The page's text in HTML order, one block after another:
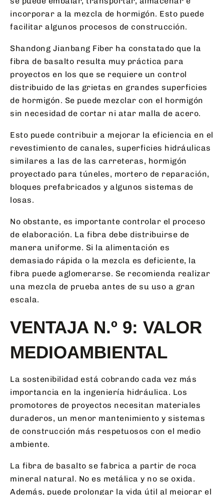
incorporar a la mezcla de hormigón. Esto puede
facilitar algunos procesos de construcción.
Shandong Jianbang Fiber ha constatado que la
fibra de basalto resulta muy práctica para
proyectos en los que se requiere un control
distribuido de las grietas en grandes superficies
de hormigón. Se puede mezclar con el hormigón
sin necesidad de cortar ni atar malla de acero.
Esto puede contribuir a mejorar la eficiencia en el
revestimiento de canales, superficies hidráulicas
similares a las de las carreteras, hormigón
proyectado para túneles, mortero de reparación,
bloques prefabricados y algunos sistemas de
losas.
No obstante, es importante controlar el proceso
de elaboración. La fibra debe distribuirse de
manera uniforme. Si la alimentación es
demasiado rápida o la mezcla es deficiente, la
fibra puede aglomerarse. Se recomienda realizar
una mezcla de prueba antes de su uso a gran
escala.
VENTAJA N.º 9: VALOR
MEDIOAMBIENTAL
La sostenibilidad está cobrando cada vez más
importancia en la ingeniería hidráulica. Los
promotores de proyectos necesitan materiales
duraderos, un menor mantenimiento y sistemas
de construcción más respetuosos con el medio
ambiente.
La fibra de basalto se fabrica a partir de roca
mineral natural. No es metálica y no se oxida.
Además, puede prolongar la vida útil al mejorar el